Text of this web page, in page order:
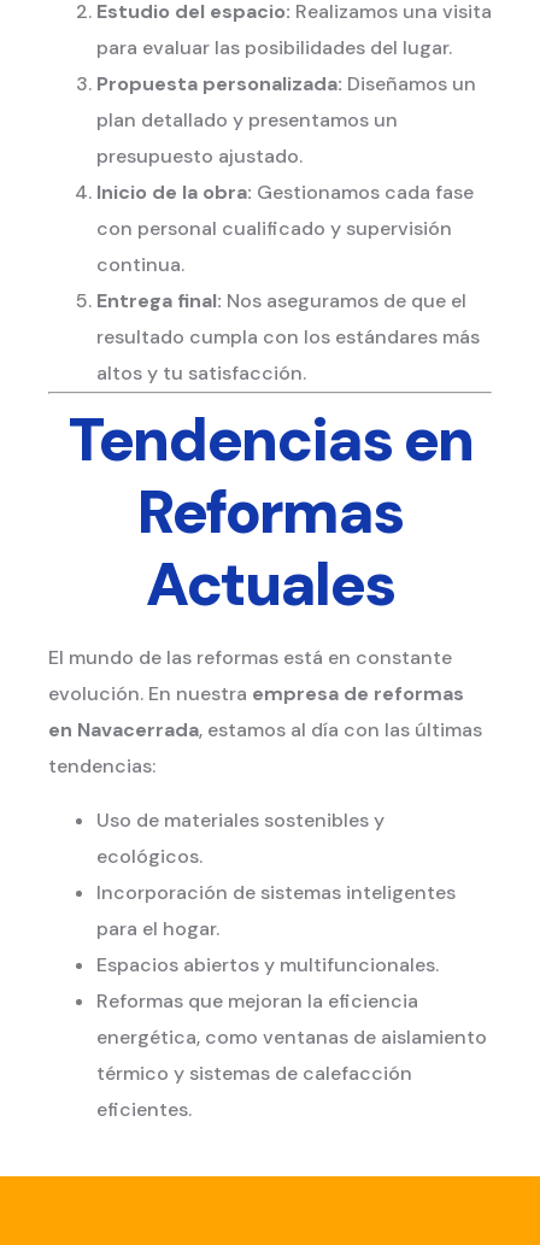
Estudio del espacio: Realizamos una visita
para evaluar las posibilidades del lugar.
Propuesta personalizada: Diseñamos un
plan detallado y presentamos un
presupuesto ajustado.
Inicio de la obra: Gestionamos cada fase
con personal cualificado y supervisión
continua.
Entrega final: Nos aseguramos de que el
resultado cumpla con los estándares más
altos y tu satisfacción.
Tendencias en
Reformas
Actuales
El mundo de las reformas está en constante
evolución. En nuestra empresa de reformas
en Navacerrada, estamos al día con las últimas
tendencias:
Uso de materiales sostenibles y
ecológicos.
Incorporación de sistemas inteligentes
para el hogar.
Espacios abiertos y multifuncionales.
Reformas que mejoran la eficiencia
energética, como ventanas de aislamiento
térmico y sistemas de calefacción
eficientes.